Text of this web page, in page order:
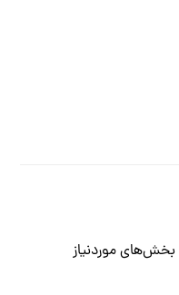
بخش‌های موردنیاز